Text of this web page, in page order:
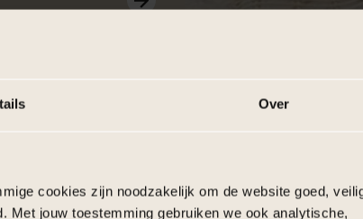
Over
cookies zijn noodzakelijk om de website goed,
Met jouw toestemming gebruiken we ook analytische,
XL bloemenvazen die hoogte,
toevoegen aan jullie event.